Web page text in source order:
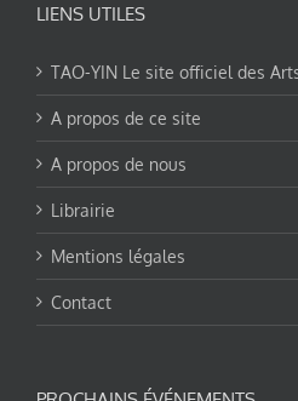
LIENS UTILES
TAO-YIN Le site officiel des
A propos de ce site
A propos de nous
Librairie
Mentions légales
Contact